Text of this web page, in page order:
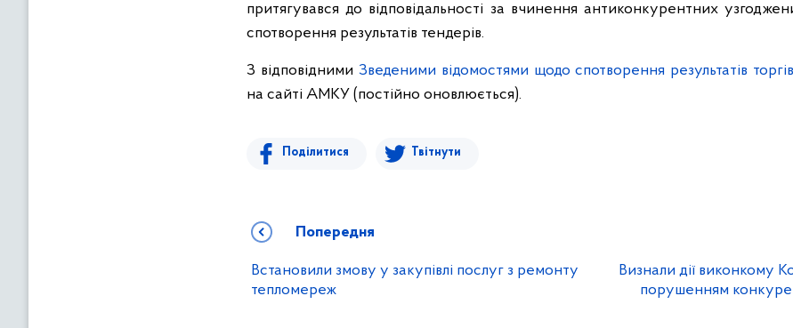
притягувався до відповідальності за вчинення антиконкурентних
спотворення результатів тендерів.
З відповідними Зведеними відомостями щодо спотворення результатів торгів
на сайті АМКУ (постійно оновлюється).
Поділитися Твітнути
Попередня
Встановили змову у закупівлі послуг з ремонту
тепломереж
Визнали дії виконкому
порушенням